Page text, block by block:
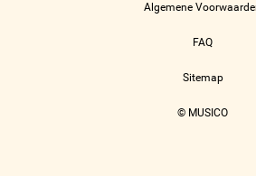
Algemene
FAQ
Sitemap
© MUSICO